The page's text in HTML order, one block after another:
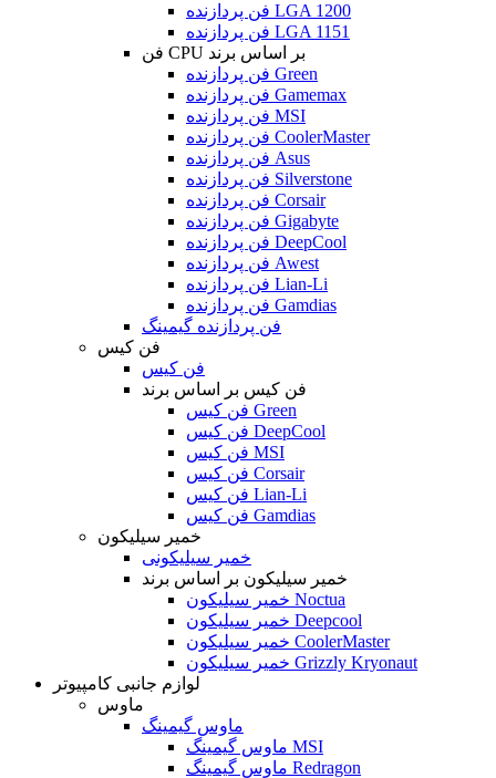
فن پردازنده LGA 1200
فن پردازنده LGA 1151
فن CPU بر اساس برند
فن پردازنده Green
فن پردازنده Gamemax
فن پردازنده MSI
فن پردازنده CoolerMaster
فن پردازنده Asus
فن پردازنده Silverstone
فن پردازنده Corsair
فن پردازنده Gigabyte
فن پردازنده DeepCool
فن پردازنده Awest
فن پردازنده Lian-Li
فن پردازنده Gamdias
فن پردازنده گیمینگ
فن کیس
فن کیس
فن کیس بر اساس برند
فن کیس Green
فن کیس DeepCool
فن کیس MSI
فن کیس Corsair
فن کیس Lian-Li
فن کیس Gamdias
خمیر سیلیکون
خمیر سیلیکونی
خمیر سیلیکون بر اساس برند
خمیر سیلیکون Noctua
خمیر سیلیکون Deepcool
خمیر سیلیکون CoolerMaster
خمیر سیلیکون Grizzly Kryonaut
لوازم جانبی کامپیوتر
ماوس
ماوس گیمینگ
ماوس گیمینگ MSI
ماوس گیمینگ Redragon